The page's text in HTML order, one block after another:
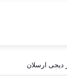
دیجی ارسلان